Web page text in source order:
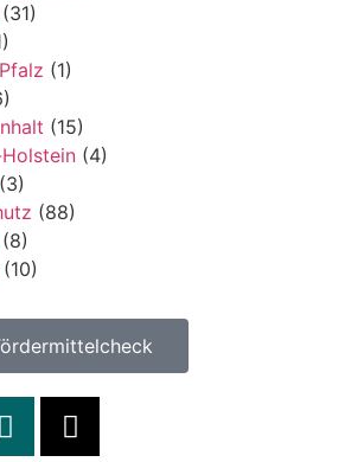
(31)
(1)
(15)
(4)
(3)
(88)
(8)
(10)